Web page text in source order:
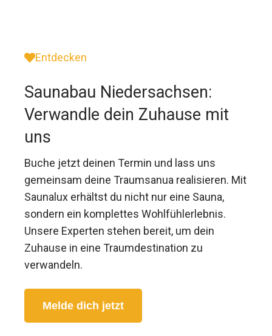
Entdecken
Saunabau Niedersachsen:
Verwandle dein Zuhause mit
uns
Buche jetzt deinen Termin und lass uns
gemeinsam deine Traumsanua realisieren. Mit
Saunalux erhältst du nicht nur eine Sauna,
sondern ein komplettes Wohlfühlerlebnis.
Unsere Experten stehen bereit, um dein
Zuhause in eine Traumdestination zu
verwandeln.
Melde dich jetzt